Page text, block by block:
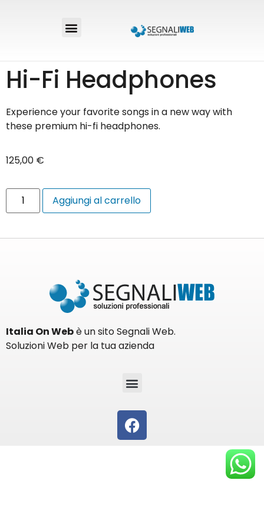
Hi-Fi Headphones
Experience your favorite songs in a new way with
these premium hi-fi headphones.
125,00 €
Aggiungi al carrello
Italia On Webè un sito Segnali Web.
Soluzioni Web per la tua azienda